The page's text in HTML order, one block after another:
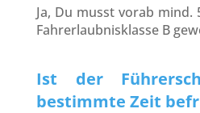
Ja, Du musst vorab mind.
Fahrerlaubnisklasse B
Ist der
bestimmte Zeit